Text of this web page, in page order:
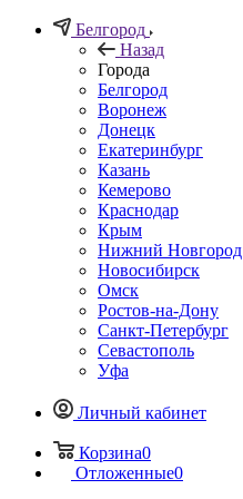
Белгород
Назад
Города
Белгород
Воронеж
Донецк
Екатеринбург
Казань
Кемерово
Краснодар
Крым
Нижний Новгород
Новосибирск
Омск
Ростов-на-Дону
Санкт-Петербург
Севастополь
Уфа
Личный кабинет
Корзина0
Отложенные0